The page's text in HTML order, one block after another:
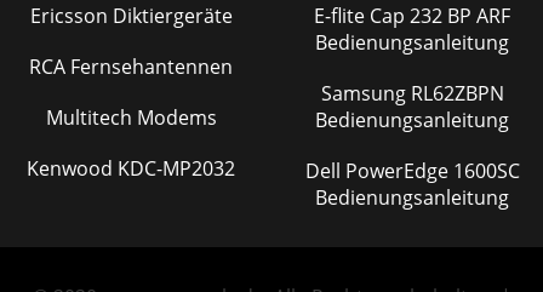
Ericsson Diktiergeräte
RCA Fernsehantennen
Multitech Modems
Kenwood KDC-MP2032
E-flite Cap 232 BP ARF
Bedienungsanleitung
Samsung RL62ZBPN
Bedienungsanleitung
Dell PowerEdge 1600SC
Bedienungsanleitung